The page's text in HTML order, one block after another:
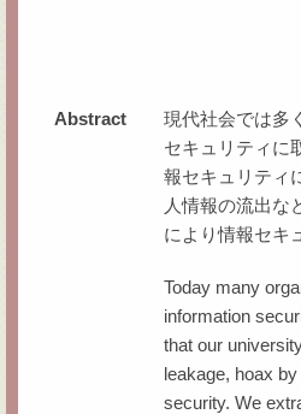
Abstract
現代社会では多
セキュリティに
報セキュリティ
人情報の流出な
により情報セキ
Today many
information
that our
leakage, hoax
security. We